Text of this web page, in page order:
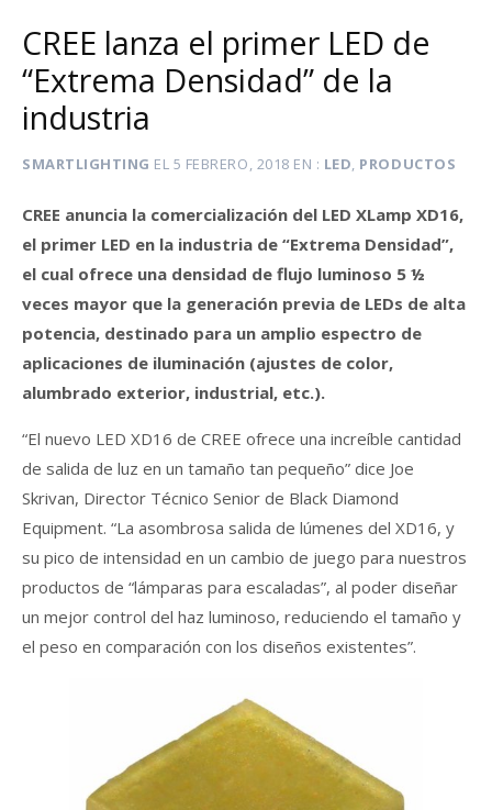
CREE lanza el primer LED de
“Extrema Densidad” de la
industria
SMARTLIGHTING EL 5 FEBRERO, 2018 EN LED, PRODUCTOS
CREE anuncia la comercialización del LED XLamp XD16,
el primer LED en la industria de “Extrema Densidad”,
el cual ofrece una densidad de flujo luminoso 5 ½
veces mayor que la generación previa de LEDs de alta
potencia, destinado para un amplio espectro de
aplicaciones de iluminación (ajustes de color,
alumbrado exterior, industrial, etc.).
“El nuevo LED XD16 de CREE ofrece una increíble cantidad
de salida de luz en un tamaño tan pequeño” dice Joe
Skrivan, Director Técnico Senior de Black Diamond
Equipment. “La asombrosa salida de lúmenes del XD16, y
su pico de intensidad en un cambio de juego para nuestros
productos de “lámparas para escaladas”, al poder diseñar
un mejor control del haz luminoso, reduciendo el tamaño y
el peso en comparación con los diseños existentes”.